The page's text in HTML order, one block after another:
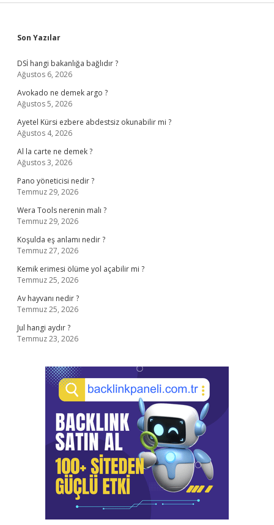
Sidebar
Son Yazılar
DSİ hangi bakanlığa bağlıdır ?
Ağustos 6, 2026
Avokado ne demek argo ?
Ağustos 5, 2026
Ayetel Kürsi ezbere abdestsiz okunabilir mi ?
Ağustos 4, 2026
Al la carte ne demek ?
Ağustos 3, 2026
Pano yöneticisi nedir ?
Temmuz 29, 2026
Wera Tools nerenin malı ?
Temmuz 29, 2026
Koşulda eş anlamı nedir ?
Temmuz 27, 2026
Kemik erimesi ölüme yol açabilir mi ?
Temmuz 25, 2026
Av hayvanı nedir ?
Temmuz 25, 2026
Jul hangi aydır ?
Temmuz 23, 2026